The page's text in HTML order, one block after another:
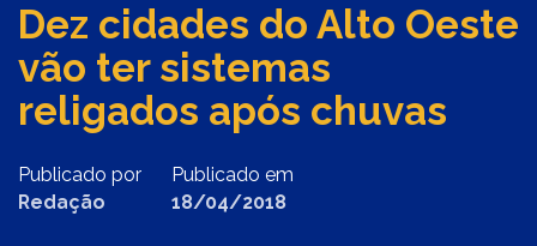
Dez cidades do Alto Oeste
vão ter sistemas
religados após chuvas
Publicado por
Redação
Publicado em
18/04/2018